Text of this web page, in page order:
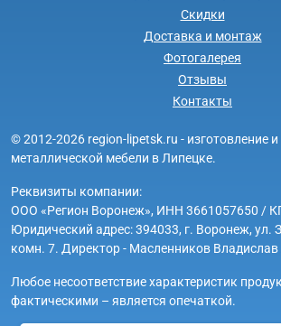
Скидки
Доставка и монтаж
Фотогалерея
Отзывы
Контакты
© 2012-2026 region-lipetsk.ru - изготовление
металлической мебели в Липецке.
Реквизиты компании:
ООО «Регион Воронеж», ИНН 3661057650 /
Юридический адрес: 394033, г. Воронеж, ул.
комн. 7. Директор - Масленников
Любое несоответствие характеристик
фактическими – является опечаткой.